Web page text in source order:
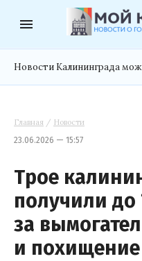
menu
Новости Калининграда
Главная / Новости
23.06.2026 — 15:57
Трое
получили до
за
и похищение